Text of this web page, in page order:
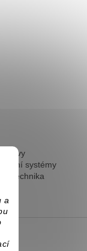
a
systémy
technika